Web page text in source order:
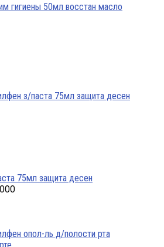
гигиены 50мл восстан масло
75мл защита десен